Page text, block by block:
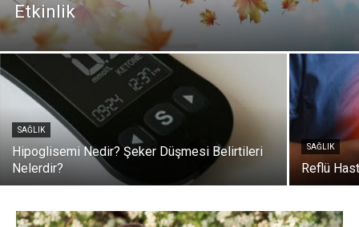
Etkinlik
SAĞLIK
Hipoglisemi Nedir? Şeker Düşmesi Belirtileri
Nelerdir?
SAĞLIK
Reflü